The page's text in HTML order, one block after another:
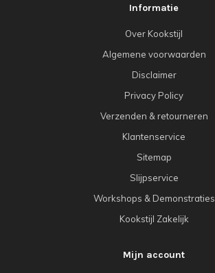
Informatie
Over Kookstijl
Algemene voorwaarden
Disclaimer
Privacy Policy
Verzenden & retourneren
Klantenservice
Sitemap
Slijpservice
Workshops & Demonstraties
Kookstijl Zakelijk
Mijn account